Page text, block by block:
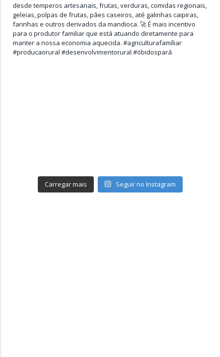
Carregar mais Seguir no Instagram